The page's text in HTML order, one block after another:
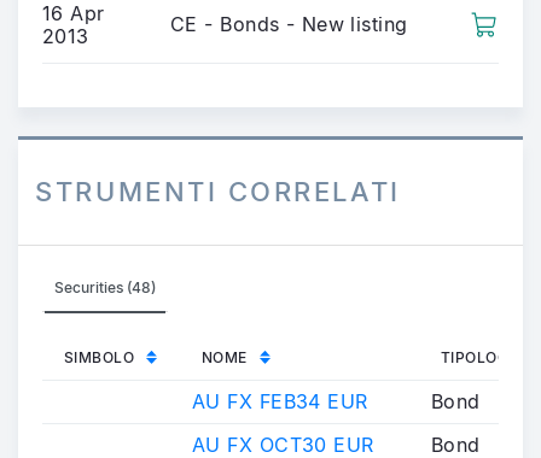
16 Apr
2013
CE - Bonds - New listing
STRUMENTI CORRELATI
Securities (48)
SIMBOLO NOME TIPOLOGIA
AU FX FEB34 EUR
Bond
AU FX OCT30 EUR
Bond